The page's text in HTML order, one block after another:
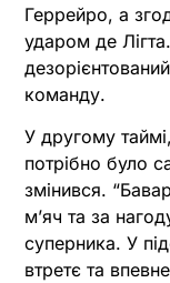
Геррейро, а
ударом де
команду.
У другому
потрібно було
змінився.
м’яч та за
суперника. У
втретє та